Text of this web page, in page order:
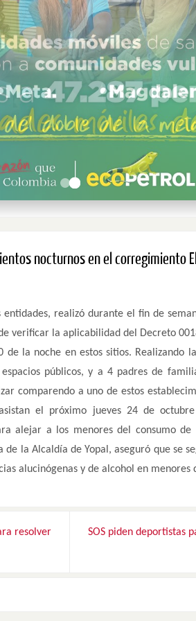
nocturnos en el corregimiento
realizó durante el fin de
verificar la aplicabilidad del Decreto
de la noche en estos sitios. Realizando
públicos, y a 4 padres de
comparendo a uno de estos
el próximo jueves 24 de
alejar a los menores del consumo de
la Alcaldía de Yopal, aseguró que se
alucinógenas y de alcohol en menores
resolver
SOS piden deportistas